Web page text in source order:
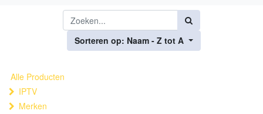
Sorteren op: Naam - Z tot A
Alle Producten
IPTV
Merken